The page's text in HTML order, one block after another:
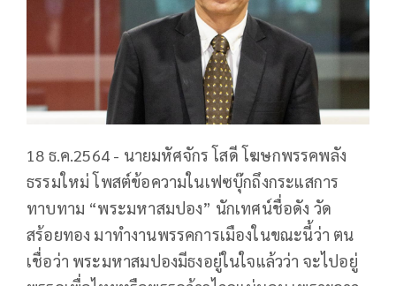
18 ธ.ค.2564 - นายมหัศจักร โสดี โฆษกพรรคพลัง
ธรรมใหม่ โพสต์ข้อความในเฟซบุ๊กถึงกระแสการ
ทาบทาม “พระมหาสมปอง” นักเทศน์ชื่อดัง วัด
สร้อยทอง มาทำงานพรรคการเมืองในขณะนี้ว่า ตน
เชื่อว่า พระมหาสมปองมีธงอยู่ในใจแล้วว่า จะไปอยู่